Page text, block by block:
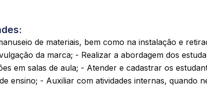
de materiais, bem como na instalação e
da marca; - Realizar a abordagem dos
em salas de aula; - Atender e cadastrar os
ensino; - Auxiliar com atividades internas, quando